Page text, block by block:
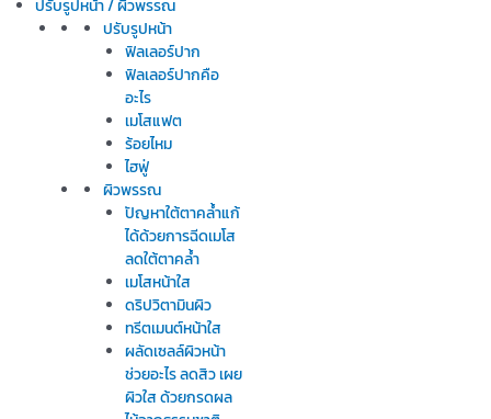
ปรับรูปหน้า / ผิวพรรณ
ปรับรูปหน้า
ฟิลเลอร์ปาก
ฟิลเลอร์ปากคือ
อะไร
เมโสแฟต
ร้อยไหม
ไฮฟู่
ผิวพรรณ
ปัญหาใต้ตาคล้ำแก้
ได้ด้วยการฉีดเมโส
ลดใต้ตาคล้ำ
เมโสหน้าใส
ดริปวิตามินผิว
ทรีตเมนต์หน้าใส
ผลัดเซลล์ผิวหน้า
ช่วยอะไร ลดสิว เผย
ผิวใส ด้วยกรดผล